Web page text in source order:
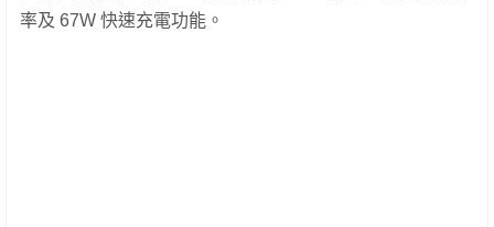
率及 67W 快速充電功能。